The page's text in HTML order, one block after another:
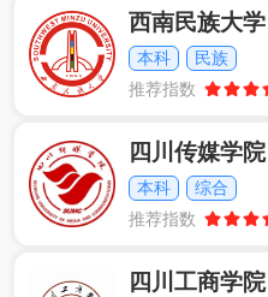
西南民族大学
本科
民族
推荐指数
四川传媒学院
本科
综合
推荐指数
四川工商学院